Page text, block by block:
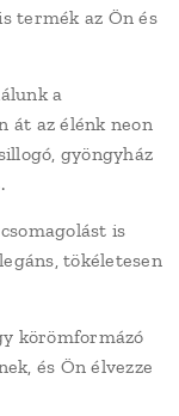
termék az Ön és
a
át az élénk neon
gyöngyház
is
tökéletesen
körömformázó
és Ön élvezze